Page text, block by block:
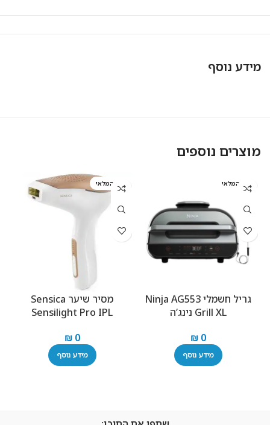
מידע נוסף
מוצרים נוספים
אזל המלאי
גריל ‏חשמלי Ninja AG553
Grill XL נינג’ה
₪0
מידע נוסף
אזל המלאי
מסיר שיער Sensica
Sensilight Pro IPL
₪0
מידע נוסף